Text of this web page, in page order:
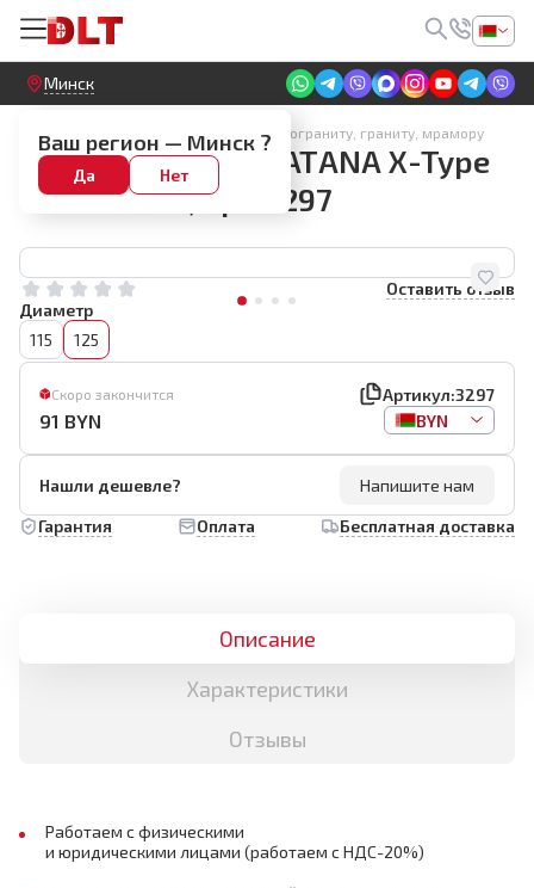
Круглосуточный! Прием заявок на сайте
Минск
Ваш регион — Минск ?
Да Нет
Алмазные диски по керамике, керамограниту, граниту, мрамору
Диск алмазный КАТАNА X-Type
Elite 125мм, арт.3297
Оставить отзыв
Диаметр
115
125
Скоро закончится Артикул:3297
91 BYN BYN
Нашли дешевле?
Напишите нам
Гарантия
Оплата Бесплатная доставка
Описание
Характеристики
Отзывы
Работаем с физическими
и юридическими лицами (работаем с НДС-20%)